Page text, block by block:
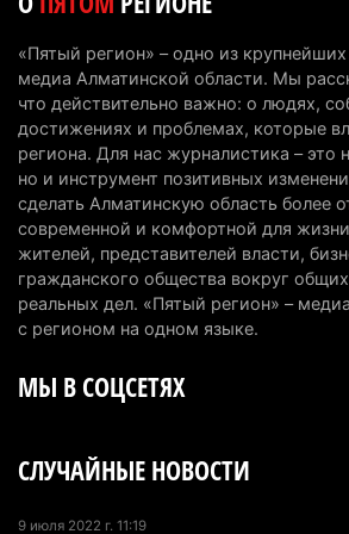
мировом рейтинге благополучия
Казахстан может начать выпуск
топлива для самолетов:
запустят в Алатау
5 августа 2026 г. 12:32
Туриста с тяжелыми травмами
горах Алматинской области
5 августа 2026 г. 11:23
Алматинской области, судят
катеров для Formula-1 H2O и
«Пятый регион» – одно из
медиа Алматинской области. Мы
что действительно важно: о людях,
достижениях и проблемах, которые
региона. Для нас журналистика – это
но и инструмент позитивных
сделать Алматинскую область более
современной и комфортной для
жителей, представителей власти,
гражданского общества вокруг
реальных дел. «Пятый регион» –
с регионом на одном языке.
МЫ В СОЦСЕТЯХ
СЛУЧАЙНЫЕ НОВОСТИ
9 июля 2022 г. 11:19